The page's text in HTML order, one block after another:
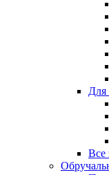
Для
Все